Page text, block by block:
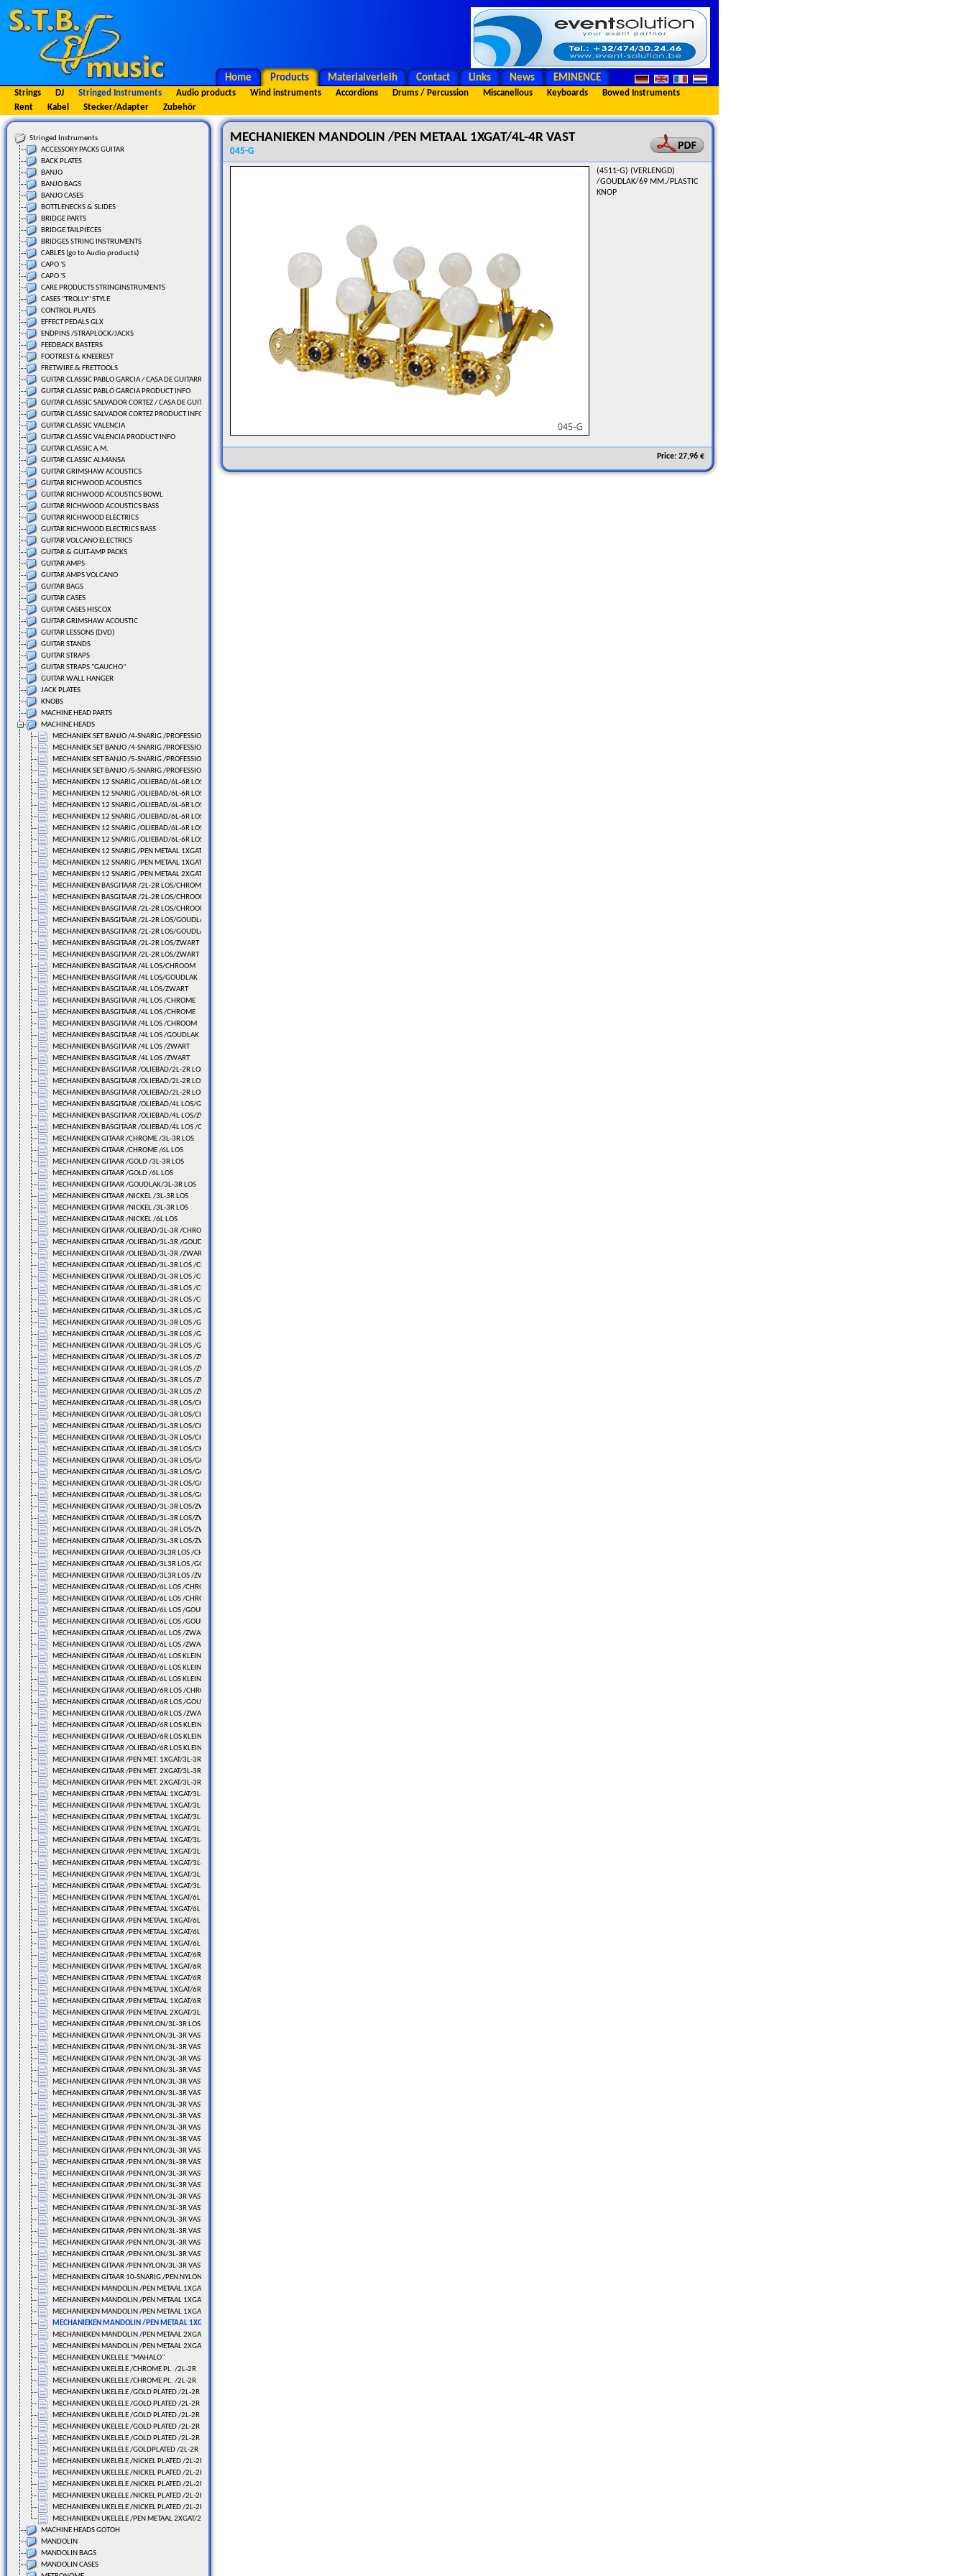
Home Products Materialverleih Contact Links News EMINENCE
Strings DJ Stringed Instruments Audio products Wind instruments Accordions Drums / Percussion Miscanellous Keyboards
Bowed Instruments
Rent
Kabel Stecker/Adapter Zubehör
Stringed Instruments
ACCESSORY PACKS GUITAR
BACK PLATES
BANJO
BANJO BAGS
BANJO CASES
BOTTLENECKS & SLIDES
BRIDGE PARTS
BRIDGE TAILPIECES
BRIDGES STRING INSTRUMENTS
CABLES (go to Audio products)
CAPO 'S
CAPO 'S
CARE PRODUCTS STRINGINSTRUMENTS
CASES "TROLLY" STYLE
CONTROL PLATES
EFFECT PEDALS GLX
ENDPINS /STRAPLOCK/JACKS
FEEDBACK BASTERS
FOOTREST & KNEEREST
FRETWIRE & FRETTOOLS
GUITAR CLASSIC PABLO GARCIA / CASA DE GUITARRAS
GUITAR CLASSIC PABLO GARCIA PRODUCT INFO
GUITAR CLASSIC SALVADOR CORTEZ / CASA DE GUITARRAS
GUITAR CLASSIC SALVADOR CORTEZ PRODUCT INFO
GUITAR CLASSIC VALENCIA
GUITAR CLASSIC VALENCIA PRODUCT INFO
GUITAR CLASSIC A.M.
GUITAR CLASSIC ALMANSA
GUITAR GRIMSHAW ACOUSTICS
GUITAR RICHWOOD ACOUSTICS
GUITAR RICHWOOD ACOUSTICS BOWL
GUITAR RICHWOOD ACOUSTICS BASS
GUITAR RICHWOOD ELECTRICS
GUITAR RICHWOOD ELECTRICS BASS
GUITAR VOLCANO ELECTRICS
GUITAR & GUIT-AMP PACKS
GUITAR AMPS
GUITAR AMPS VOLCANO
GUITAR BAGS
GUITAR CASES
GUITAR CASES HISCOX
GUITAR GRIMSHAW ACOUSTIC
GUITAR LESSONS (DVD)
GUITAR STANDS
GUITAR STRAPS
GUITAR STRAPS "GAUCHO"
GUITAR WALL HANGER
JACK PLATES
KNOBS
MACHINE HEAD PARTS
MACHINE HEADS
MECHANIEK SET BANJO /4-SNARIG /PROFESSIONAL
MECHANIEK SET BANJO /4-SNARIG /PROFESSIONAL
MECHANIEK SET BANJO /5-SNARIG /PROFESSIONAL
MECHANIEK SET BANJO /5-SNARIG /PROFESSIONAL
MECHANIEKEN 12 SNARIG /OLIEBAD/6L-6R LOS/CHROME
MECHANIEKEN 12 SNARIG /OLIEBAD/6L-6R LOS/CHROME
MECHANIEKEN 12 SNARIG /OLIEBAD/6L-6R LOS/GOUDLAK
MECHANIEKEN 12 SNARIG /OLIEBAD/6L-6R LOS/GOUDLAK
MECHANIEKEN 12 SNARIG /OLIEBAD/6L-6R LOS/ZWART
MECHANIEKEN 12 SNARIG /OLIEBAD/6L-6R LOS/ZWART
MECHANIEKEN 12 SNARIG /PEN METAAL 1XGAT/116,6 MM.
MECHANIEKEN 12 SNARIG /PEN METAAL 1XGAT/116,6 MM.
MECHANIEKEN 12 SNARIG /PEN METAAL 2XGAT/125,0 MM.
MECHANIEKEN BASGITAAR /2L-2R LOS/CHROME
MECHANIEKEN BASGITAAR /2L-2R LOS/CHROOM
MECHANIEKEN BASGITAAR /2L-2R LOS/CHROOM
MECHANIEKEN BASGITAAR /2L-2R LOS/GOUDLAK
MECHANIEKEN BASGITAAR /2L-2R LOS/GOUDLAK
MECHANIEKEN BASGITAAR /2L-2R LOS/ZWART
MECHANIEKEN BASGITAAR /2L-2R LOS/ZWART
MECHANIEKEN BASGITAAR /4L LOS/CHROOM
MECHANIEKEN BASGITAAR /4L LOS/GOUDLAK
MECHANIEKEN BASGITAAR /4L LOS/ZWART
MECHANIEKEN BASGITAAR /4L LOS /CHROME
MECHANIEKEN BASGITAAR /4L LOS /CHROME
MECHANIEKEN BASGITAAR /4L LOS /CHROOM
MECHANIEKEN BASGITAAR /4L LOS /GOUDLAK
MECHANIEKEN BASGITAAR /4L LOS /ZWART
MECHANIEKEN BASGITAAR /4L LOS /ZWART
MECHANIEKEN BASGITAAR /OLIEBAD/2L-2R LOS/CHROME
MECHANIEKEN BASGITAAR /OLIEBAD/2L-2R LOS/GOUDLAK
MECHANIEKEN BASGITAAR /OLIEBAD/2L-2R LOS/ZWART
MECHANIEKEN BASGITAAR /OLIEBAD/4L LOS/GOUDLAK
MECHANIEKEN BASGITAAR /OLIEBAD/4L LOS/ZWART
MECHANIEKEN BASGITAAR /OLIEBAD/4L LOS /CHROME
MECHANIEKEN GITAAR /CHROME /3L-3R LOS
MECHANIEKEN GITAAR /CHROME /6L LOS
MECHANIEKEN GITAAR /GOLD /3L-3R LOS
MECHANIEKEN GITAAR /GOLD /6L LOS
MECHANIEKEN GITAAR /GOUDLAK/3L-3R LOS
MECHANIEKEN GITAAR /NICKEL /3L-3R LOS
MECHANIEKEN GITAAR /NICKEL /3L-3R LOS
MECHANIEKEN GITAAR /NICKEL /6L LOS
MECHANIEKEN GITAAR /OLIEBAD/3L-3R /CHROME
MECHANIEKEN GITAAR /OLIEBAD/3L-3R /GOUDLAK
MECHANIEKEN GITAAR /OLIEBAD/3L-3R /ZWART
MECHANIEKEN GITAAR /OLIEBAD/3L-3R LOS /CHROME
MECHANIEKEN GITAAR /OLIEBAD/3L-3R LOS /CHROME
MECHANIEKEN GITAAR /OLIEBAD/3L-3R LOS /CHROME
MECHANIEKEN GITAAR /OLIEBAD/3L-3R LOS /CHROME
MECHANIEKEN GITAAR /OLIEBAD/3L-3R LOS /GOUDLAK
MECHANIEKEN GITAAR /OLIEBAD/3L-3R LOS /GOUDLAK
MECHANIEKEN GITAAR /OLIEBAD/3L-3R LOS /GOUDLAK
MECHANIEKEN GITAAR /OLIEBAD/3L-3R LOS /GOUDLAK
MECHANIEKEN GITAAR /OLIEBAD/3L-3R LOS /ZWART
MECHANIEKEN GITAAR /OLIEBAD/3L-3R LOS /ZWART
MECHANIEKEN GITAAR /OLIEBAD/3L-3R LOS /ZWART
MECHANIEKEN GITAAR /OLIEBAD/3L-3R LOS /ZWART
MECHANIEKEN GITAAR /OLIEBAD/3L-3R LOS/CHROME
MECHANIEKEN GITAAR /OLIEBAD/3L-3R LOS/CHROME
MECHANIEKEN GITAAR /OLIEBAD/3L-3R LOS/CHROME
MECHANIEKEN GITAAR /OLIEBAD/3L-3R LOS/CHROME
MECHANIEKEN GITAAR /OLIEBAD/3L-3R LOS/CHROME
MECHANIEKEN GITAAR /OLIEBAD/3L-3R LOS/GOUDLAK
MECHANIEKEN GITAAR /OLIEBAD/3L-3R LOS/GOUDLAK
MECHANIEKEN GITAAR /OLIEBAD/3L-3R LOS/GOUDLAK
MECHANIEKEN GITAAR /OLIEBAD/3L-3R LOS/GOUDLAK
MECHANIEKEN GITAAR /OLIEBAD/3L-3R LOS/ZWART
MECHANIEKEN GITAAR /OLIEBAD/3L-3R LOS/ZWART
MECHANIEKEN GITAAR /OLIEBAD/3L-3R LOS/ZWART
MECHANIEKEN GITAAR /OLIEBAD/3L-3R LOS/ZWART
MECHANIEKEN GITAAR /OLIEBAD/3L3R LOS /CHROME
MECHANIEKEN GITAAR /OLIEBAD/3L3R LOS /GOUDLAK
MECHANIEKEN GITAAR /OLIEBAD/3L3R LOS /ZWART
MECHANIEKEN GITAAR /OLIEBAD/6L LOS /CHROME
MECHANIEKEN GITAAR /OLIEBAD/6L LOS /CHROME
MECHANIEKEN GITAAR /OLIEBAD/6L LOS /GOUDLAK
MECHANIEKEN GITAAR /OLIEBAD/6L LOS /GOUDLAK
MECHANIEKEN GITAAR /OLIEBAD/6L LOS /ZWART
MECHANIEKEN GITAAR /OLIEBAD/6L LOS /ZWART
MECHANIEKEN GITAAR /OLIEBAD/6L LOS KLEIN/CHROME
MECHANIEKEN GITAAR /OLIEBAD/6L LOS KLEIN/GOUDLAK
MECHANIEKEN GITAAR /OLIEBAD/6L LOS KLEIN/ZWART
MECHANIEKEN GITAAR /OLIEBAD/6R LOS /CHROME
MECHANIEKEN GITAAR /OLIEBAD/6R LOS /GOUDLAK
MECHANIEKEN GITAAR /OLIEBAD/6R LOS /ZWART
MECHANIEKEN GITAAR /OLIEBAD/6R LOS KLEIN/CHROME
MECHANIEKEN GITAAR /OLIEBAD/6R LOS KLEIN/GOUDLAK
MECHANIEKEN GITAAR /OLIEBAD/6R LOS KLEIN/ZWART
MECHANIEKEN GITAAR /PEN MET. 1XGAT/3L-3R VAST
MECHANIEKEN GITAAR /PEN MET. 2XGAT/3L-3R VAST
MECHANIEKEN GITAAR /PEN MET. 2XGAT/3L-3R VAST
MECHANIEKEN GITAAR /PEN METAAL 1XGAT/3L-3R LOS
MECHANIEKEN GITAAR /PEN METAAL 1XGAT/3L-3R LOS
MECHANIEKEN GITAAR /PEN METAAL 1XGAT/3L-3R LOS
MECHANIEKEN GITAAR /PEN METAAL 1XGAT/3L-3R LOS
MECHANIEKEN GITAAR /PEN METAAL 1XGAT/3L-3R LOS
MECHANIEKEN GITAAR /PEN METAAL 1XGAT/3L-3R LOS
MECHANIEKEN GITAAR /PEN METAAL 1XGAT/3L-3R LOS
MECHANIEKEN GITAAR /PEN METAAL 1XGAT/3L-3R LOS
MECHANIEKEN GITAAR /PEN METAAL 1XGAT/3L-3R LOS
MECHANIEKEN GITAAR /PEN METAAL 1XGAT/6L LOS
MECHANIEKEN GITAAR /PEN METAAL 1XGAT/6L LOS
MECHANIEKEN GITAAR /PEN METAAL 1XGAT/6L LOS
MECHANIEKEN GITAAR /PEN METAAL 1XGAT/6L LOS
MECHANIEKEN GITAAR /PEN METAAL 1XGAT/6L LOS
MECHANIEKEN GITAAR /PEN METAAL 1XGAT/6R LOS
MECHANIEKEN GITAAR /PEN METAAL 1XGAT/6R LOS
MECHANIEKEN GITAAR /PEN METAAL 1XGAT/6R LOS
MECHANIEKEN GITAAR /PEN METAAL 1XGAT/6R LOS
MECHANIEKEN GITAAR /PEN METAAL 1XGAT/6R LOS
MECHANIEKEN GITAAR /PEN METAAL 2XGAT/3L-3R LOS
MECHANIEKEN GITAAR /PEN NYLON/3L-3R LOS
MECHANIEKEN GITAAR /PEN NYLON/3L-3R VAST/70 MM.
MECHANIEKEN GITAAR /PEN NYLON/3L-3R VAST/70 MM.
MECHANIEKEN GITAAR /PEN NYLON/3L-3R VAST/70 MM.
MECHANIEKEN GITAAR /PEN NYLON/3L-3R VAST/70 MM.
MECHANIEKEN GITAAR /PEN NYLON/3L-3R VAST/70 MM.
MECHANIEKEN GITAAR /PEN NYLON/3L-3R VAST/70 MM.
MECHANIEKEN GITAAR /PEN NYLON/3L-3R VAST/70 MM.
MECHANIEKEN GITAAR /PEN NYLON/3L-3R VAST/70 MM.
MECHANIEKEN GITAAR /PEN NYLON/3L-3R VAST/70 MM.
MECHANIEKEN GITAAR /PEN NYLON/3L-3R VAST/70 MM.
MECHANIEKEN GITAAR /PEN NYLON/3L-3R VAST/70 MM.
MECHANIEKEN GITAAR /PEN NYLON/3L-3R VAST/70 MM.
MECHANIEKEN GITAAR /PEN NYLON/3L-3R VAST/70 MM.
MECHANIEKEN GITAAR /PEN NYLON/3L-3R VAST/70 MM.
MECHANIEKEN GITAAR /PEN NYLON/3L-3R VAST/70 MM.
MECHANIEKEN GITAAR /PEN NYLON/3L-3R VAST/70 MM.
MECHANIEKEN GITAAR /PEN NYLON/3L-3R VAST/70 MM.
MECHANIEKEN GITAAR /PEN NYLON/3L-3R VAST/70 MM.
MECHANIEKEN GITAAR /PEN NYLON/3L-3R VAST/71 MM.
MECHANIEKEN GITAAR /PEN NYLON/3L-3R VAST/71 MM.
MECHANIEKEN GITAAR /PEN NYLON/3L-3R VAST/71 MM.
MECHANIEKEN GITAAR 10-SNARIG /PEN NYLON/100 MM.
MECHANIEKEN MANDOLIN /PEN METAAL 1XGAT/4L-4R VAST
MECHANIEKEN MANDOLIN /PEN METAAL 1XGAT/4L-4R VAST
MECHANIEKEN MANDOLIN /PEN METAAL 1XGAT/4L-4R VAST
MECHANIEKEN MANDOLIN /PEN METAAL 1XGAT/4L-4R VAST
MECHANIEKEN MANDOLIN /PEN METAAL 2XGAT/4L-4R VAST
MECHANIEKEN MANDOLIN /PEN METAAL 2XGAT/4L-4R VAST
MECHANIEKEN UKELELE "MAHALO"
MECHANIEKEN UKELELE /CHROME PL. /2L-2R
MECHANIEKEN UKELELE /CHROME PL. /2L-2R
MECHANIEKEN UKELELE /GOLD PLATED /2L-2R
MECHANIEKEN UKELELE /GOLD PLATED /2L-2R
MECHANIEKEN UKELELE /GOLD PLATED /2L-2R
MECHANIEKEN UKELELE /GOLD PLATED /2L-2R
MECHANIEKEN UKELELE /GOLD PLATED /2L-2R
MECHANIEKEN UKELELE /GOLDPLATED /2L-2R
MECHANIEKEN UKELELE /NICKEL PLATED /2L-2R
MECHANIEKEN UKELELE /NICKEL PLATED /2L-2R
MECHANIEKEN UKELELE /NICKEL PLATED /2L-2R
MECHANIEKEN UKELELE /NICKEL PLATED /2L-2R
MECHANIEKEN UKELELE /NICKEL PLATED /2L-2R
MECHANIEKEN UKELELE /PEN METAAL 2XGAT/2L-2R LOS
MACHINE HEADS GOTOH
MANDOLIN
MANDOLIN BAGS
MANDOLIN CASES
MECHANIEKEN MANDOLIN /PEN METAAL 1XGAT/4L-4R VAST
045-G
(4511-G) (VERLENGD)
/GOUDLAK/69 MM./PLASTIC
KNOP
Price: 27,96 €